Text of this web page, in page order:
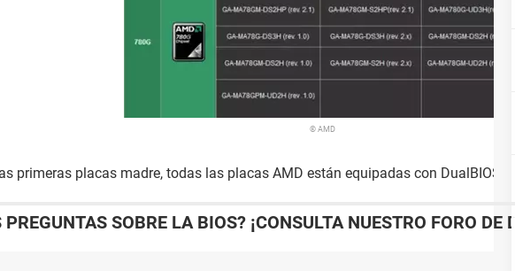
© AMD
primeras placas madre, todas las placas AMD están equipadas con DualBIOS.
SOBRE LA BIOS? ¡CONSULTA NUESTRO FORO DE